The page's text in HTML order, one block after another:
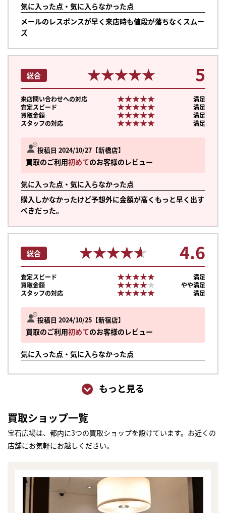
気に入った点・気に入らなかった点
メールのレスポンスが早く来店時も値段が落ちなくスムー
ズ
投稿日 2024/10/27 新橋店
買取のご利用初めてのお客様のレビュー
気に入った点・気に入らなかった点
購入しかなかったけど予想外に金額が高くもっと早く出す
べきだった。
総合 ★★★★★
★★★★★ 5
来店問い合わせへの対応 ★★★★★
★★★★★
満足
査定スピード
★★★★★
★★★★★
満足
買取金額
★★★★★
★★★★★
満足
スタッフの対応
★★★★★
★★★★★ 満足
投稿日 2024/10/25 新宿店
買取のご利用初めてのお客様のレビュー
気に入った点・気に入らなかった点
総合 ★★★★★
★★★★★ 4.6
査定スピード ★★★★★
★★★★★
満足
買取金額
★★★★★
★★★★★
やや満足
スタッフの対応
★★★★★
★★★★★ 満足
もっと見る
買取ショップ一覧
宝石広場は、都内に3つの買取ショップを設けています。お近くの
店舗にお気軽にお越しください。